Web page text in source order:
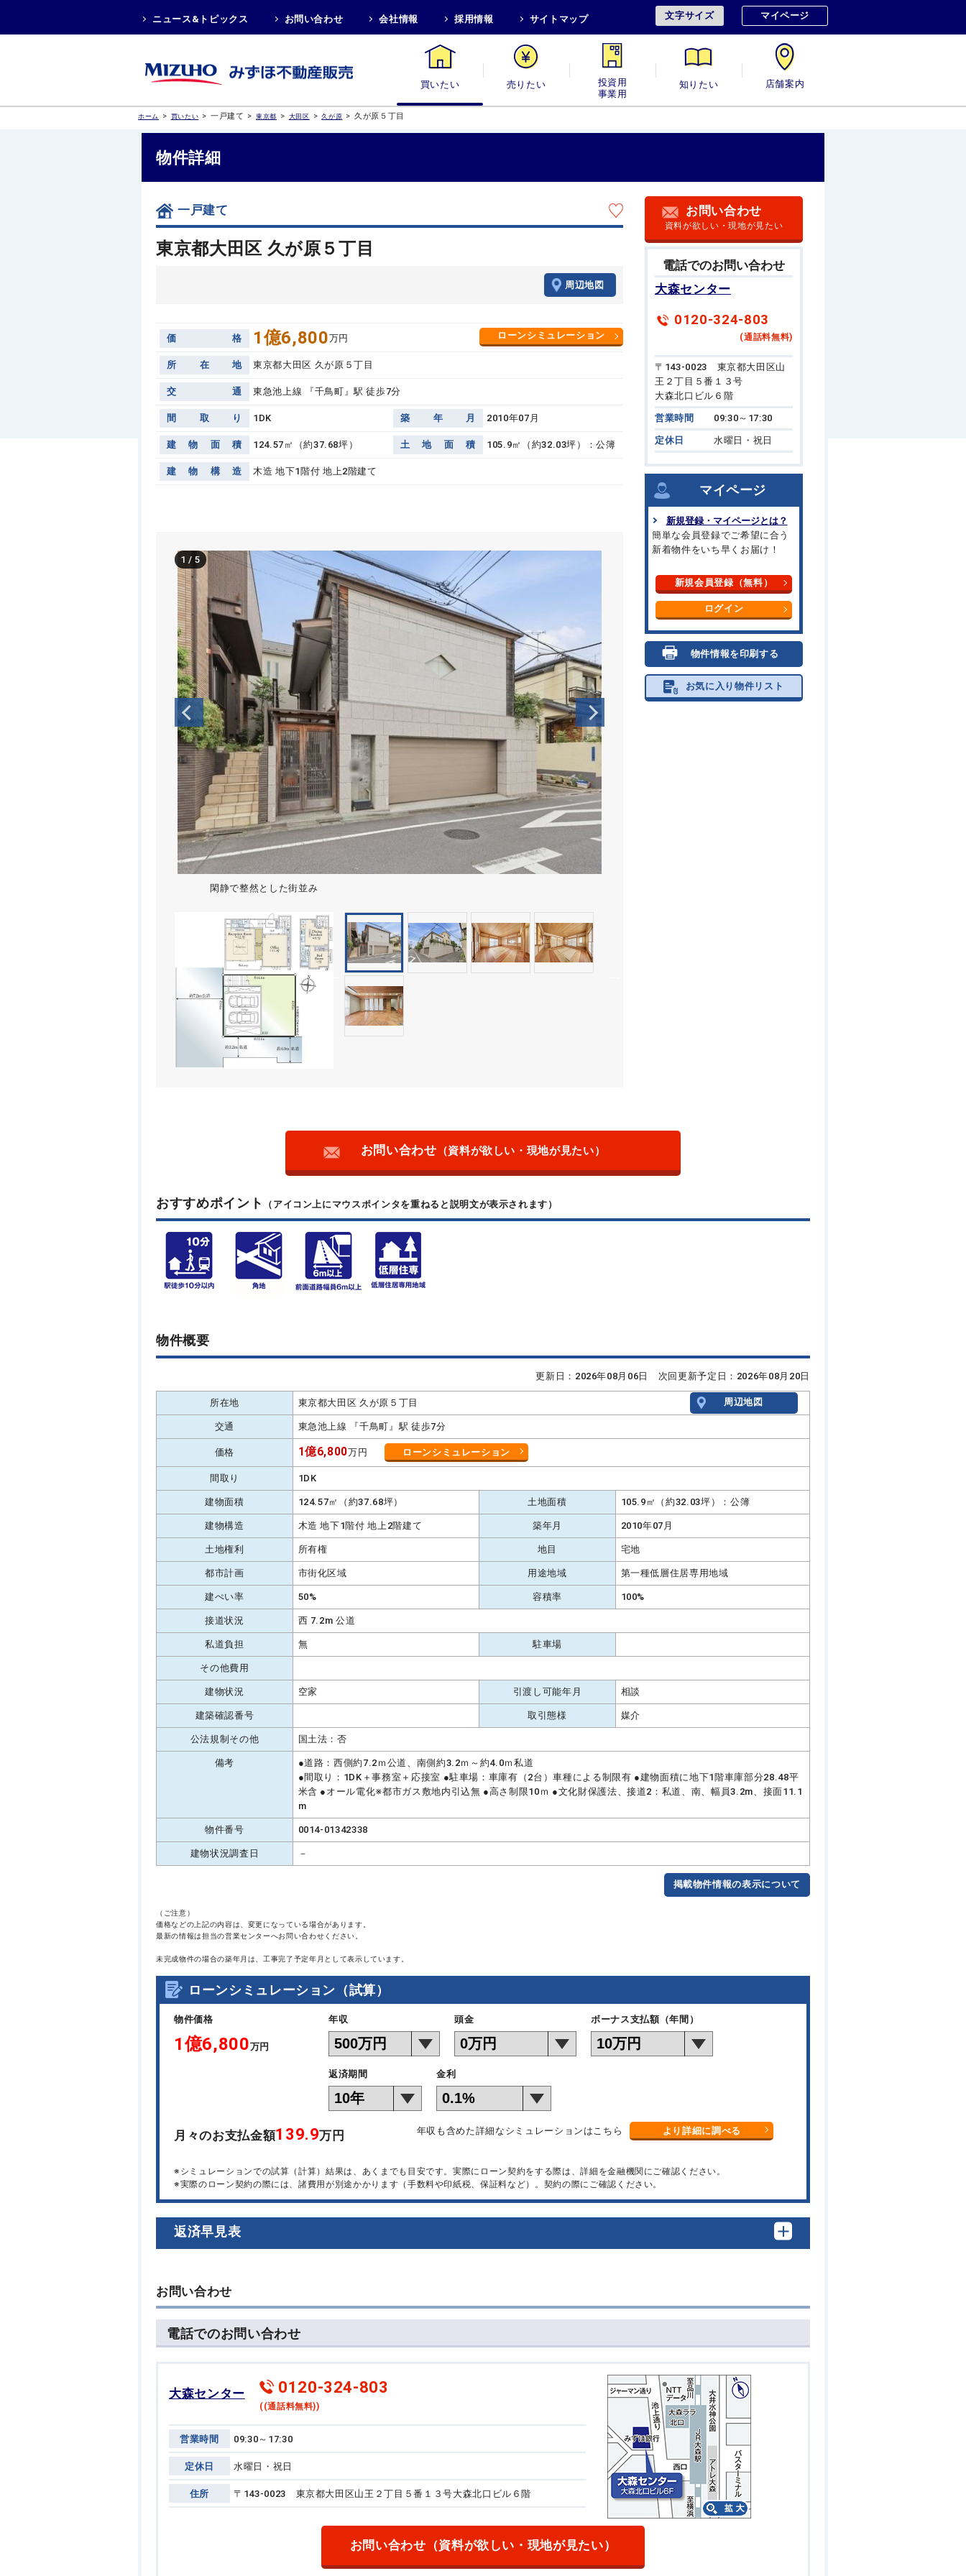
ニュース&トピックス お問い合わせ 会社情報 採用情報 サイトマップ 文字サイズ マイページ
買いたい 売りたい 投資用・事業用 知りたい 店舗案内
ホーム > 買いたい > 一戸建て > 東京都 > 大田区 > 久が原 > 久が原５丁目
物件詳細
一戸建て
東京都大田区 久が原５丁目
周辺地図
価 格 1億6,800万円 ローンシミュレーション
所 在 地 東京都大田区 久が原５丁目
交 通 東急池上線 『千鳥町』駅 徒歩7分
間 取 り 1DK 築 年 月 2010年07月
建 物 面 積 124.57㎡（約37.68坪） 土 地 面 積 105.9㎡（約32.03坪）：公簿
建 物 構 造 木造 地下1階付 地上2階建て
閑静で整然とした街並み
1 /5
お問い合わせ
資料が欲しい・現地が見たい
電話でのお問い合わせ
大森センター
0120-324-803
(通話料無料)
〒143-0023 東京都大田区山
王２丁目５番１３号
大森北口ビル６階
営業時間 09:30～17:30
定休日 水曜日・祝日
マイページ
新規登録・マイページとは？
簡単な会員登録でご希望に合う
新着物件をいち早くお届け！
新規会員登録（無料）
ログイン
物件情報を印刷する
お気に入り物件リスト
お問い合わせ （資料が欲しい・現地が見たい）
おすすめポイント （アイコン上にマウスポインタを重ねると説明文が表示されます）
物件概要
更新日：2026年08月06日 次回更新予定日：2026年08月20日
所在地 東京都大田区 久が原５丁目 周辺地図
交通 東急池上線 『千鳥町』駅 徒歩7分
価格 1億6,800万円 ローンシミュレーション
間取り 1DK
建物面積 124.57㎡（約37.68坪） 土地面積 105.9㎡（約32.03坪）：公簿
建物構造 木造 地下1階付 地上2階建て 築年月 2010年07月
土地権利 所有権 地目 宅地
都市計画 市街化区域 用途地域 第一種低層住居専用地域
建ぺい率 50% 容積率 100%
接道状況 西 7.2m 公道
私道負担 無 駐車場
その他費用
建物状況 空家 引渡し可能年月 相談
建築確認番号 取引態様 媒介
公法規制その他 国土法：否
備考
●道路：西側約7.2ｍ公道、南側約3.2ｍ～約4.0ｍ私道
●間取り：1DK＋事務室＋応接室 ●駐車場：車庫有（2台）車種による制限有 ●建物面積に地下1階車庫部分28.48平
米含 ●オール電化※都市ガス敷地内引込無 ●高さ制限10ｍ ●文化財保護法、接道2：私道、南、幅員3.2m、接面11.1
m
物件番号 0014-01342338
建物状況調査日 －
掲載物件情報の表示について
（ご注意）
価格などの上記の内容は、変更になっている場合があります。
最新の情報は担当の営業センターへお問い合わせください。
未完成物件の場合の築年月は、工事完了予定年月として表示しています。
ローンシミュレーション（試算）
物件価格
1億6,800万円
年収 頭金 ボーナス支払額（年間）
返済期間 金利
月々のお支払金額139.9万円 年収も含めた詳細なシミュレーションはこちら より詳細に調べる
※シミュレーションでの試算（計算）結果は、あくまでも目安です。実際にローン契約をする際は、詳細を金融機関にご確認ください。
※実際のローン契約の際には、諸費用が別途かかります（手数料や印紙税、保証料など）。契約の際にご確認ください。
返済早見表
お問い合わせ
電話でのお問い合わせ
大森センター 0120-324-803
((通話料無料))
営業時間 09:30～17:30
定休日 水曜日・祝日
住所 〒143-0023 東京都大田区山王２丁目５番１３号大森北口ビル６階
お問い合わせ （資料が欲しい・現地が見たい）